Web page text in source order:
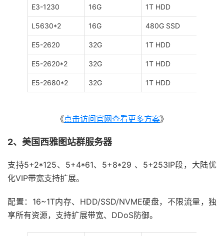
E3-1230 16G 1T HDD
L5630*2 16G 480G SSD
E5-2620 32G 1T HDD
E5-2620*2 32G 1T HDD
E5-2680*2 32G 1T HDD
《点击访问官网查看更多方案》
2、美国西雅图站群服务器
支持5+2*125、5+4*61、5+8*29 、5+253IP段，大陆优
化VIP带宽支持扩展。
配置：16~1T内存、HDD/SSD/NVME硬盘，不限流量，独
享所有资源，支持扩展带宽、DDoS防御。